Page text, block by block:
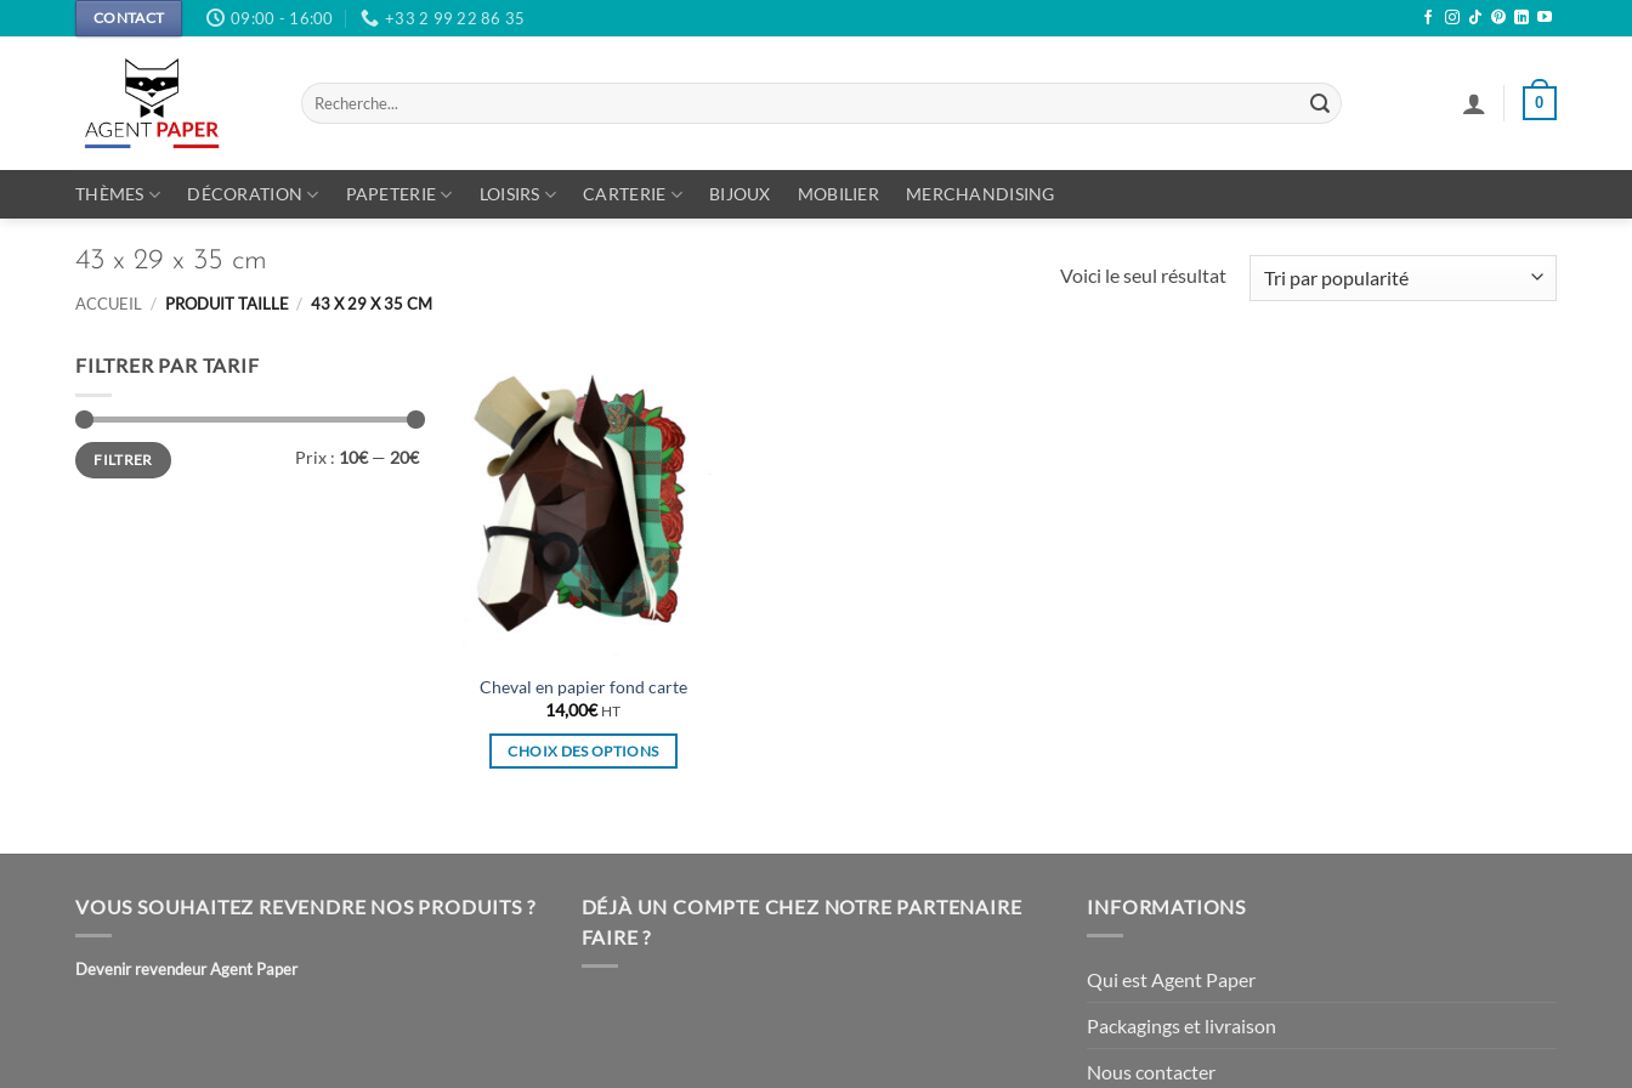
au
CONTACT 09:00 - 16:00 +33 2 99 22 86 35
Recherche
pour :
0
THÈMES DÉCORATION PAPETERIE LOISIRS CARTERIE BIJOUX MOBILIER MERCHANDISING
43 x 29 x 35 cm
ACCUEIL / PRODUIT TAILLE / 43 X 29 X 35 CM
Voici le seul résultat
FILTRER PAR TARIF
Prix
min
Prix
maxFILTRER Prix : 10€— 20€
Cheval en papier fond carte
14,00€ HT
CHOIX DES OPTIONS
variations.
Les
options
VOUS SOUHAITEZ REVENDRE NOS PRODUITS ?
Devenir revendeur Agent Paper
DÉJÀ UN COMPTE CHEZ NOTRE PARTENAIRE
FAIRE ?
INFORMATIONS
Qui est Agent Paper
Packagings et livraison
Nous contacter